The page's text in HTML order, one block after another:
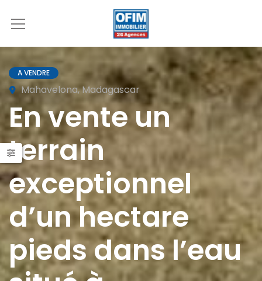
A VENDRE
Mahavelona, Madagascar
En vente un
terrain
exceptionnel
d’un hectare
pieds dans l’eau